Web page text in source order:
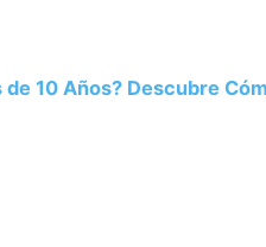
10 Años? Descubre